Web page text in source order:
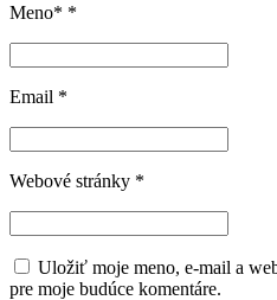
Meno* *
Email *
Webové stránky *
Uložiť moje meno, e-mail a
pre moje budúce komentáre.